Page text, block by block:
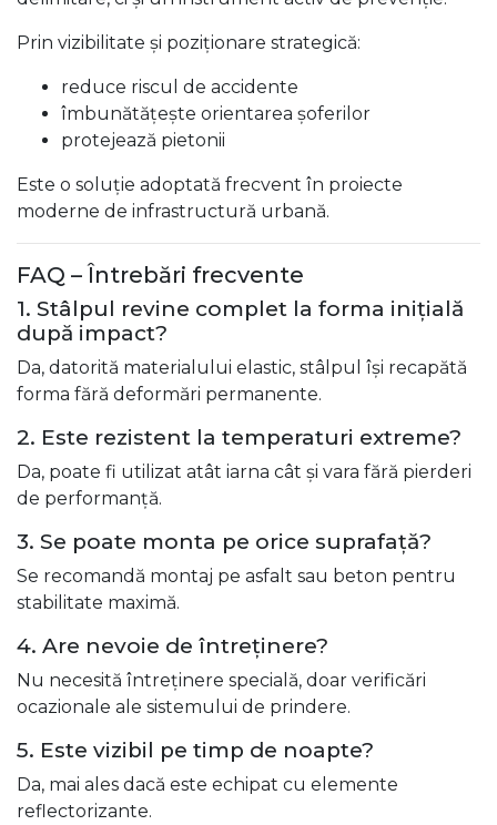
Prin vizibilitate și poziționare strategică:
reduce riscul de accidente
îmbunătățește orientarea șoferilor
protejează pietonii
Este o soluție adoptată frecvent în proiecte
moderne de infrastructură urbană.
FAQ – Întrebări frecvente
1. Stâlpul revine complet la forma inițială
după impact?
Da, datorită materialului elastic, stâlpul își recapătă
forma fără deformări permanente.
2. Este rezistent la temperaturi extreme?
Da, poate fi utilizat atât iarna cât și vara fără pierderi
de performanță.
3. Se poate monta pe orice suprafață?
Se recomandă montaj pe asfalt sau beton pentru
stabilitate maximă.
4. Are nevoie de întreținere?
Nu necesită întreținere specială, doar verificări
ocazionale ale sistemului de prindere.
5. Este vizibil pe timp de noapte?
Da, mai ales dacă este echipat cu elemente
reflectorizante.